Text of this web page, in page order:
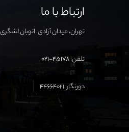
ارتباط با ما
تهران، میدان آزادی، اتوبان لشگری، بعد از
تلفن:۴۵۱۷۸-۰۲۱
دورنگار: ۴۴۶۶۴۰۲۱